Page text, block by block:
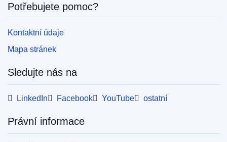
Potřebujete pomoc?
Kontaktní údaje
Mapa stránek
Sledujte nás na
LinkedIn Facebook YouTube ostatní
Právní informace